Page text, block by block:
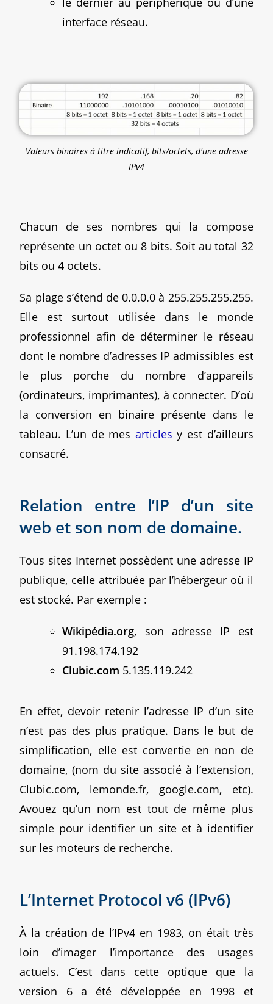
interface réseau.
Valeurs binaires à titre indicatif, bits/octets, d'une adresse
IPv4
Chacun de ses nombres qui la compose
représente un octet ou 8 bits. Soit au total 32
bits ou 4 octets.
Sa plage s’étend de 0.0.0.0 à 255.255.255.255.
Elle est surtout utilisée dans le monde
professionnel afin de déterminer le réseau
dont le nombre d’adresses IP admissibles est
le plus porche du nombre d’appareils
(ordinateurs, imprimantes), à connecter. D’où
la conversion en binaire présente dans le
tableau. L’un de mes articles y est d’ailleurs
consacré.
Relation entre l’IP d’un site
web et son nom de domaine.
Tous sites Internet possèdent une adresse IP
publique, celle attribuée par l’hébergeur où il
est stocké. Par exemple :
Wikipédia.org, son adresse IP est
91.198.174.192
Clubic.com 5.135.119.242
En effet, devoir retenir l’adresse IP d’un site
n’est pas des plus pratique. Dans le but de
simplification, elle est convertie en non de
domaine, (nom du site associé à l’extension,
Clubic.com, lemonde.fr, google.com, etc).
Avouez qu’un nom est tout de même plus
simple pour identifier un site et à identifier
sur les moteurs de recherche.
L’Internet Protocol v6 (IPv6)
À la création de l’IPv4 en 1983, on était très
loin d’imager l’importance des usages
actuels. C’est dans cette optique que la
version 6 a été développée en 1998 et